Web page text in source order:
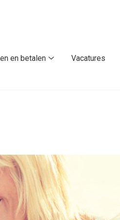
en betalen
Vacatures